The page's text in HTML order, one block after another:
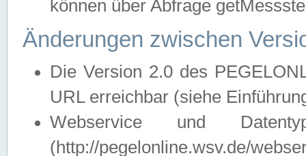
können über Abfrage
Änderungen zwischen
Die Version 2.0 des
URL erreichbar (siehe
Webservice und
(http://pegelonline.wsv.de/